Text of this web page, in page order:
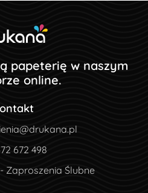
papeterię w naszym
online.
672 498
Zaproszenia Ślubne